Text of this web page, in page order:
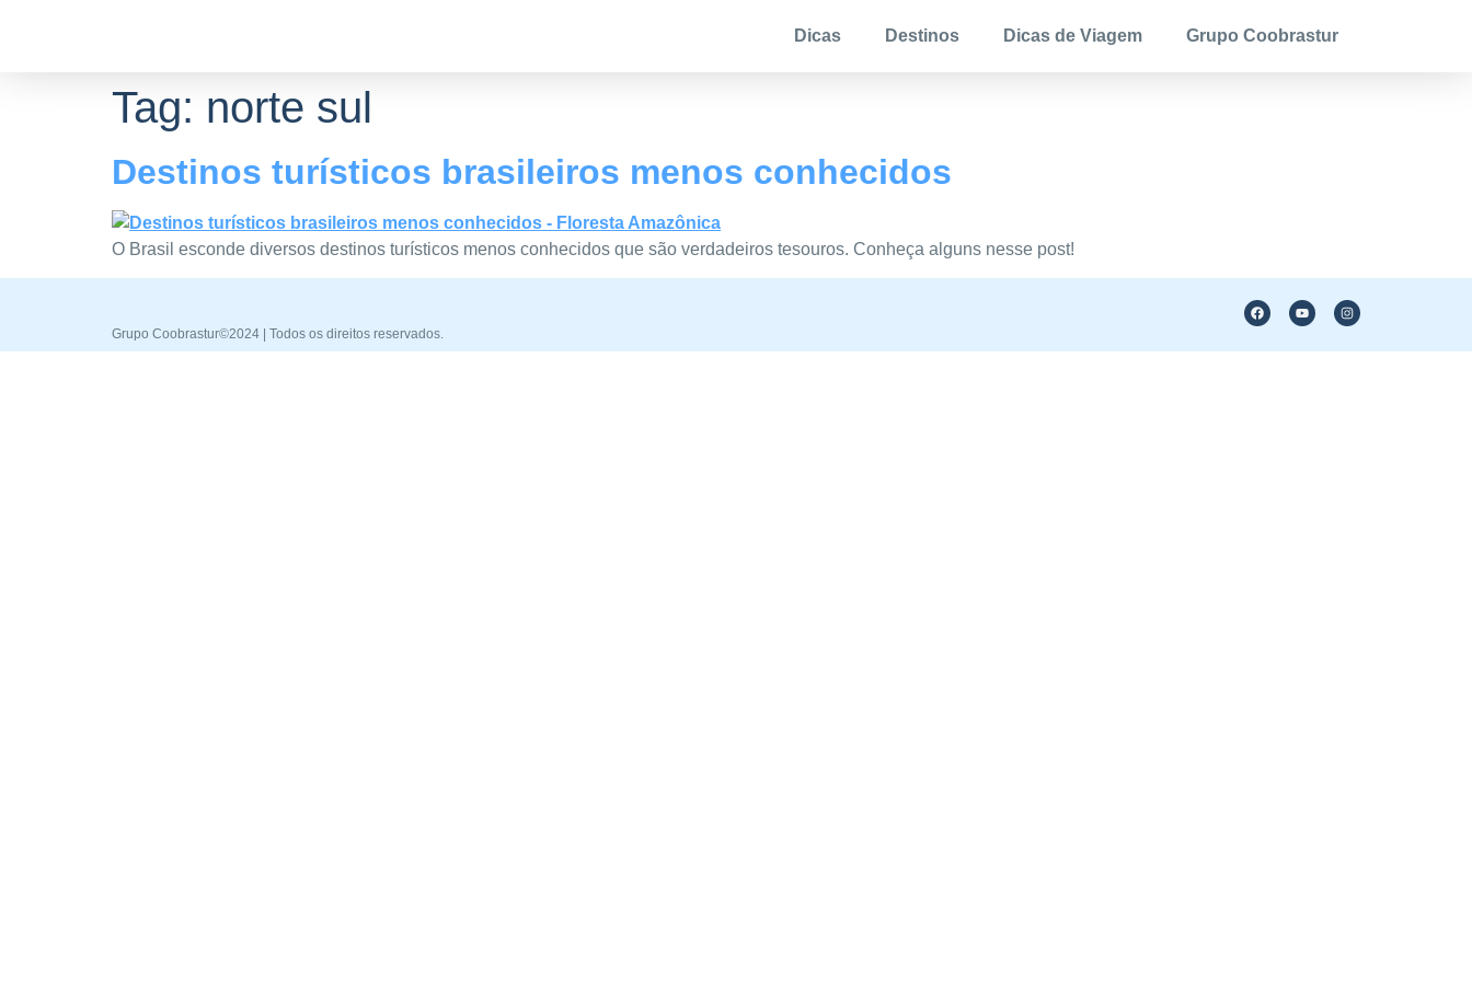
Dicas Destinos Dicas de Viagem Grupo Coobrastur
Tag: norte sul
Destinos turísticos brasileiros menos conhecidos
O Brasil esconde diversos destinos turísticos menos conhecidos que são verdadeiros tesouros. Conheça alguns nesse post!
Grupo Coobrastur©2024 | Todos os direitos reservados.